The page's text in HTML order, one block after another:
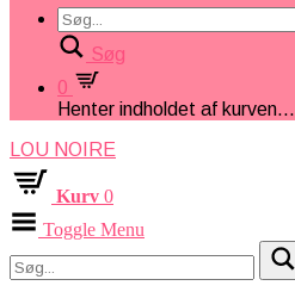
Søg
0
Henter indholdet af kurven...
LOU NOIRE
Kurv 0
Toggle Menu